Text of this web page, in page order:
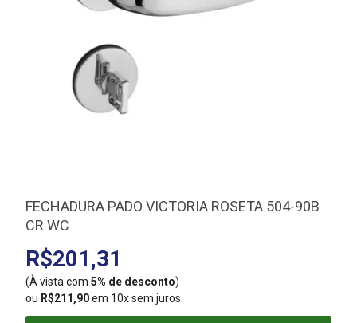
FECHADURA PADO VICTORIA ROSETA 504-90B
CR WC
R$201,31
(À vista com 5% de desconto)
ou R$211,90em 10x sem juros